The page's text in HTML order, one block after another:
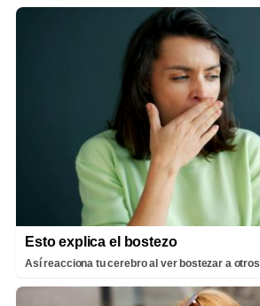
Esto explica el bostezo
Así reacciona tu cerebro al ver bostezar a otros